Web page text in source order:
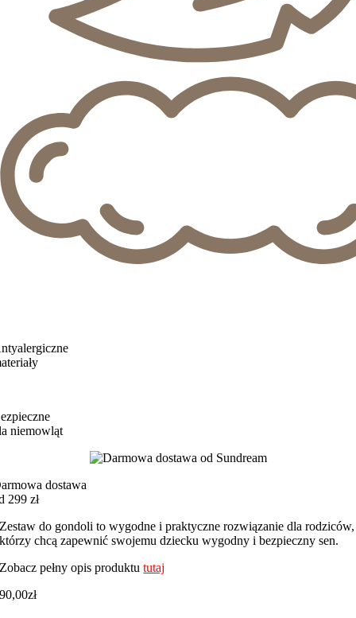
niemowląt
dostawa
299 zł
Zestaw do gondoli to wygodne i praktyczne rozwiązanie dla rodziców,
którzy chcą zapewnić swojemu dziecku wygodny i bezpieczny sen.
Zobacz pełny opis produktututaj
90,00zł